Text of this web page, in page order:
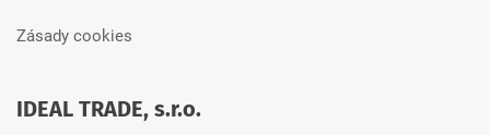
Zásady cookies
IDEAL TRADE, s.r.o.